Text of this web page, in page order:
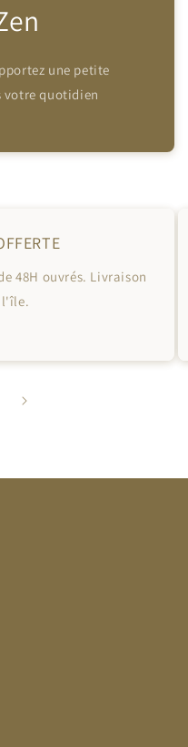
une petite
votre quotidien
48H ouvrés. Livraison
l'île.